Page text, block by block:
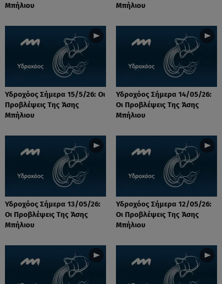
Μπήλιου
Μπήλιου
Υδροχόος Σήμερα 15/5/26: Οι
Προβλέψεις Της Άσης
Μπήλιου
Υδροχόος Σήμερα 14/05/26:
Οι Προβλέψεις Της Άσης
Μπήλιου
Υδροχόος Σήμερα 13/05/26:
Οι Προβλέψεις Της Άσης
Μπήλιου
Υδροχόος Σήμερα 12/05/26:
Οι Προβλέψεις Της Άσης
Μπήλιου